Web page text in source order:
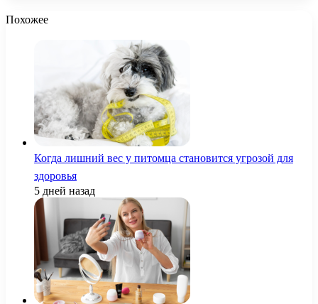
Похожее
Когда лишний вес у питомца становится угрозой для
здоровья
5 дней назад